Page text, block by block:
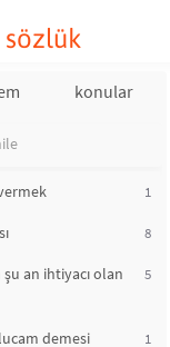
konular
1
8
an ihtiyacı olan
5
demesi 1